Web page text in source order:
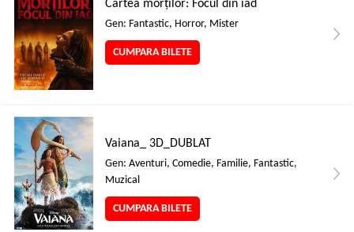
Cartea morților: Focul din iad
Gen: Fantastic, Horror, Mister
CUMPARA BILETE
Vaiana_ 3D_DUBLAT
Gen: Aventuri, Comedie, Familie, Fantastic,
Muzical
CUMPARA BILETE